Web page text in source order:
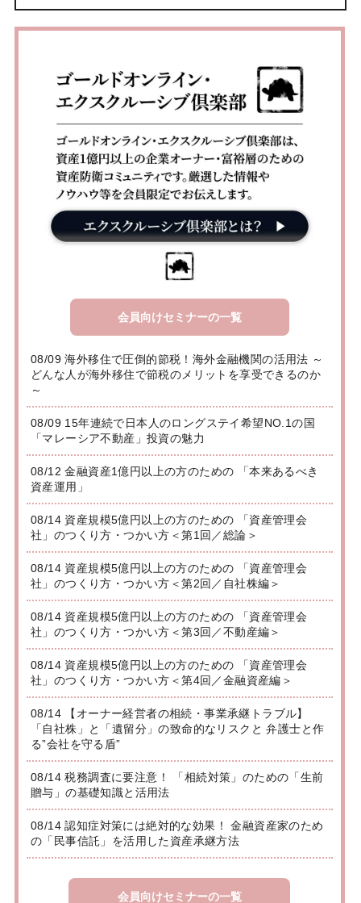
会員向けセミナーの一覧
08/09 海外移住で圧倒的節税！海外金融機関の活用法 ～
どんな人が海外移住で節税のメリットを享受できるのか
～
08/09 15年連続で日本人のロングステイ希望NO.1の国
「マレーシア不動産」投資の魅力
08/12 金融資産1億円以上の方のための 「本来あるべき
資産運用」
08/14 資産規模5億円以上の方のための 「資産管理会
社」のつくり方・つかい方＜第1回／総論＞
08/14 資産規模5億円以上の方のための 「資産管理会
社」のつくり方・つかい方＜第2回／自社株編＞
08/14 資産規模5億円以上の方のための 「資産管理会
社」のつくり方・つかい方＜第3回／不動産編＞
08/14 資産規模5億円以上の方のための 「資産管理会
社」のつくり方・つかい方＜第4回／金融資産編＞
08/14 【オーナー経営者の相続・事業承継トラブル】
「自社株」と「遺留分」の致命的なリスクと 弁護士と作
る”会社を守る盾”
08/14 税務調査に要注意！ 「相続対策」のための「生前
贈与」の基礎知識と活用法
08/14 認知症対策には絶対的な効果！ 金融資産家のため
の「民事信託」を活用した資産承継方法
会員向けセミナーの一覧